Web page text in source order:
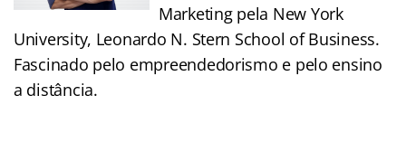
Marketing pela New York
University, Leonardo N. Stern School of Business.
Fascinado pelo empreendedorismo e pelo ensino
a distância.